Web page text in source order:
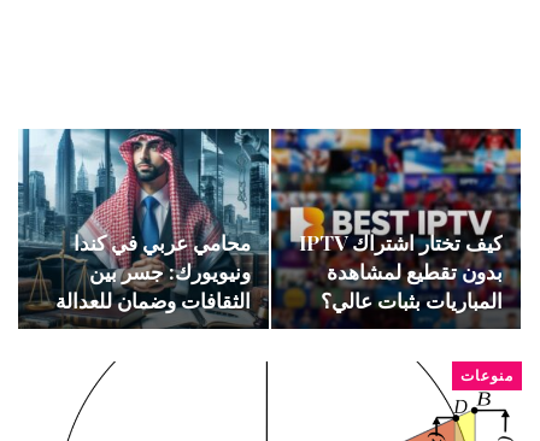
كيف تختار اشتراك IPTV
بدون تقطيع لمشاهدة
المباريات بثبات عالي؟
محامي عربي في كندا
ونيويورك: جسر بين
الثقافات وضمان للعدالة
منوعات